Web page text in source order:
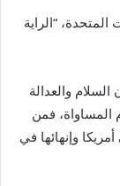
“الراية
والعدالة
المساواة، فمن
وإنهائها في